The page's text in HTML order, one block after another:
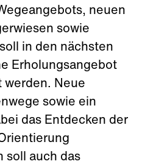
neuen
sowie
in den nächsten
Erholungsangebot
werden. Neue
sowie ein
das Entdecken der
soll auch das